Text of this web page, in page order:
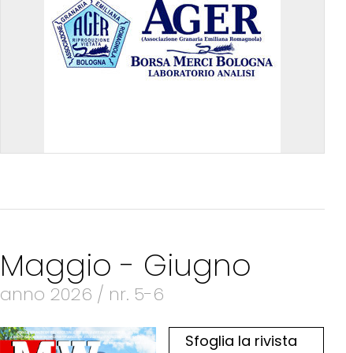
Maggio - Giugno
anno 2026 / nr. 5-6
Sfoglia la rivista